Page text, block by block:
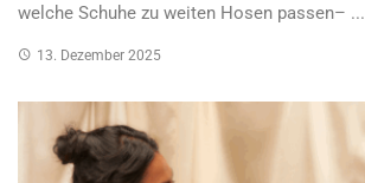
welche Schuhe zu weiten Hosen passen– ...
13. Dezember 2025